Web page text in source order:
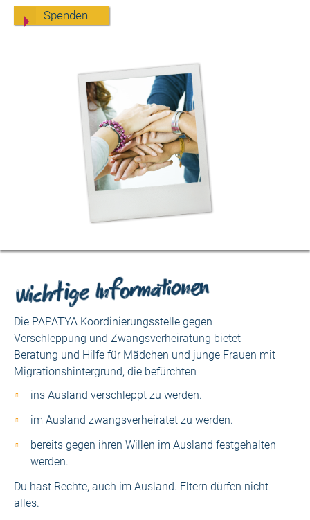
Spenden
Wichtige Informationen
Die PAPATYA Koordinierungsstelle gegen
Verschleppung und Zwangsverheiratung bietet
Beratung und Hilfe für Mädchen und junge Frauen mit
Migrationshintergrund, die befürchten
ins Ausland verschleppt zu werden.
im Ausland zwangsverheiratet zu werden.
bereits gegen ihren Willen im Ausland festgehalten
werden.
Du hast Rechte, auch im Ausland. Eltern dürfen nicht
alles.